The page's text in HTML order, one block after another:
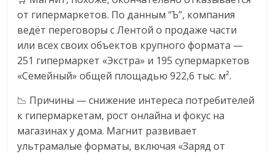
читателем.
от гипермаркетов. По данным “Ъ”, компания
ведёт переговоры с Лентой о продаже части
или всех своих объектов крупного формата —
251 гипермаркет «Экстра» и 195 супермаркетов
«Семейный» общей площадью 922,6 тыс. м².
📉 Причины — снижение интереса потребителей
к гипермаркетам, рост онлайна и фокус на
магазинах у дома. Магнит развивает
ультрамалые форматы, включая «Заряд от